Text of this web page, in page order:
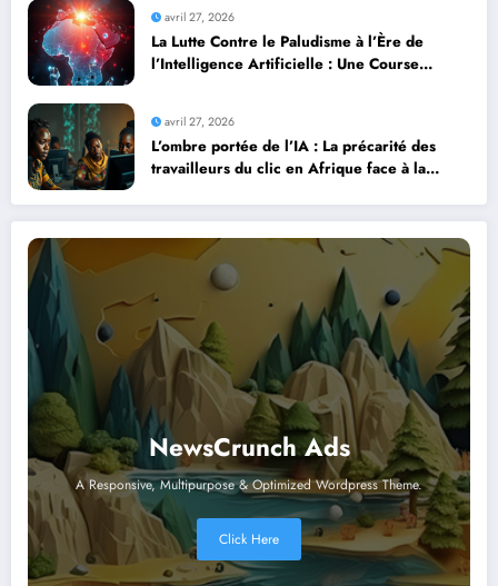
avril 27, 2026
La Lutte Contre le Paludisme à l’Ère de
l’Intelligence Artificielle : Une Course
avril 27, 2026
L’ombre portée de l’IA : La précarité des
travailleurs du clic en Afrique face à la
NewsCrunch Ads
A Responsive, Multipurpose & Optimized Wordpress Theme.
Click Here